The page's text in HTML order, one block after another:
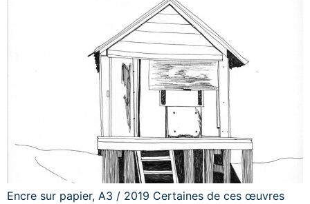
Encre sur papier, A3 / 2019 Certaines de ces œuvres